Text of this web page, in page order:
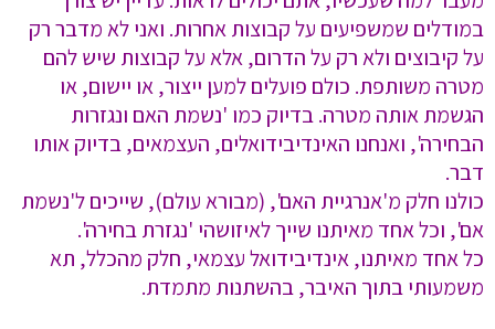
במודלים שמשפיעים על קבוצות אחרות. ואני לא מדבר רק
על קיבוצים ולא רק על הדרום, אלא על קבוצות שיש להם
מטרה משותפת. כולם פועלים למען ייצור, או יישום, או
הגשמת אותה מטרה. בדיוק כמו 'נשמת האם ונגזרות
הבחירה', ואנחנו האינדיבידואלים, העצמאים, בדיוק אותו
דבר.
כולנו חלק מ'אנרגיית האם', (מבורא עולם), שייכים ל'נשמת
אם', וכל אחד מאיתנו שייך לאיזושהי 'נגזרת בחירה'.
כל אחד מאיתנו, אינדיבידואל עצמאי, חלק מהכלל, תא
משמעותי בתוך האיבר, בהשתנות מתמדת.